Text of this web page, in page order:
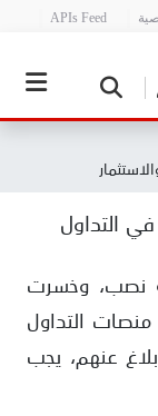
APIs Feed
التداول
نصب، وخسرت
التداول
عنهم، يجب